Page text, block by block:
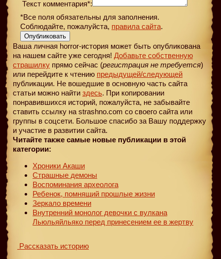
Текст комментария*:
*Все поля обязательны для заполнения.
Соблюдайте, пожалуйста, правила сайта.
Опубликовать
Ваша личная horror-история может быть опубликована
на нашем сайте уже сегодня! Добавьте собственную
страшилку прямо сейчас (регистрация не требуется)
или перейдите к чтению предыдущей/следующей
публикации. Не вошедшие в основную часть сайта
статьи можно найти здесь. При копировании
понравившихся историй, пожалуйста, не забывайте
ставить ссылку на strashno.com со своего сайта или
группы в соцсети. Большое спасибо за Вашу поддержку
и участие в развитии сайта.
Читайте также самые новые публикации в этой
категории:
Хроники Акаши
Страшные демоны
Воспоминания археолога
Ребенок, помнящий прошлые жизни
Зеркало времени
Внутренний монолог девочки с вулкана
Льюльяйльяко перед принесением ее в жертву
Рассказать историю